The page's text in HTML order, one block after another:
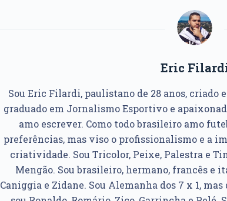
Eric
Sou Eric Filardi, paulistano de 28 anos, criado
graduado em Jornalismo Esportivo e
amo escrever. Como todo brasileiro amo
preferências, mas viso o profissionalismo e a
criatividade. Sou Tricolor, Peixe, Palestra e
Mengão. Sou brasileiro, hermano, francês e
Caniggia e Zidane. Sou Alemanha dos 7 x 1,